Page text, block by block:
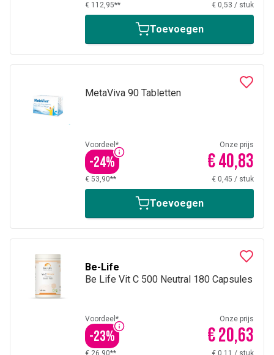
€ 112,95** € 0,53 / stuk
Toevoegen
MetaViva 90 Tabletten
Voordeel*
-24%
Onze prijs
€ 40,83
€ 53,90** € 0,45 / stuk
Toevoegen
Be-Life
Be Life Vit C 500 Neutral 180 Capsules
Voordeel*
-23%
Onze prijs
€ 20,63
€ 26,90** € 0,11 / stuk